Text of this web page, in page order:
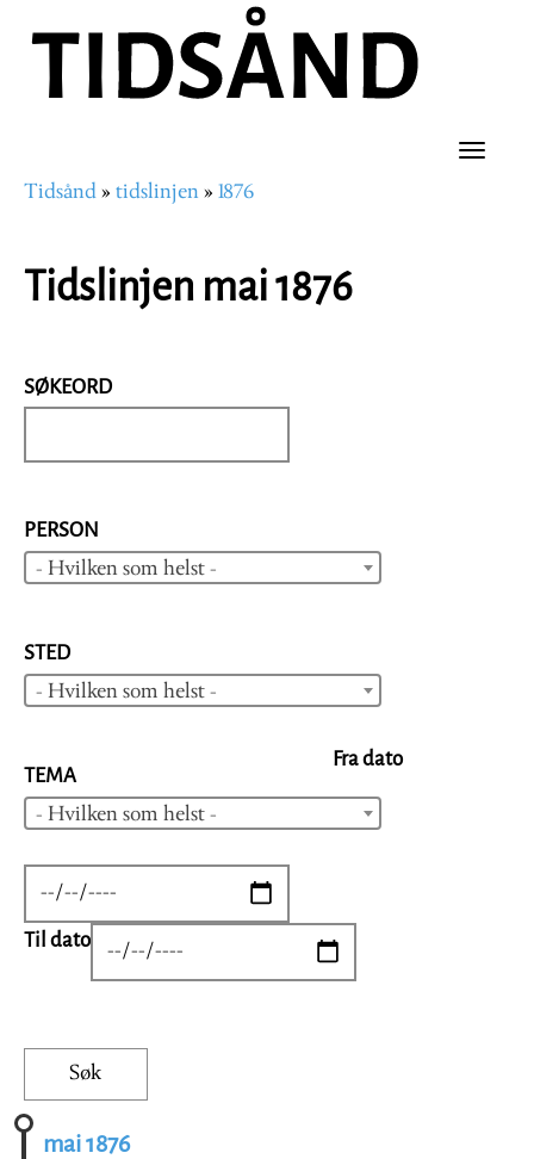
hovedinnhold
Toggle
Navigasjonssti
Tidsånd tidslinjen 1876
Tidslinjen mai 1876
SØKEORD
PERSON
- Hvilken som helst -
STED
- Hvilken som helst -
TEMA
- Hvilken som helst -
Fra dato
DATE
Til dato DATE
mai 1876